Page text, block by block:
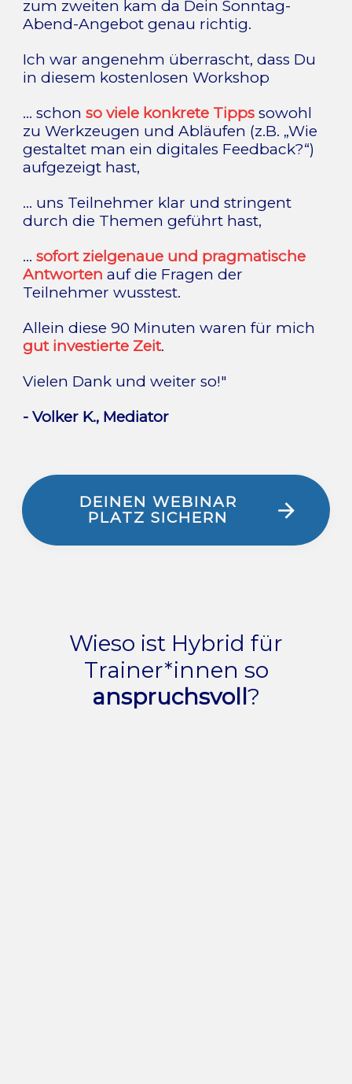
zum zweiten kam da Dein Sonntag-
Abend-Angebot genau richtig.
Ich war angenehm überrascht, dass Du
in diesem kostenlosen Workshop
… schon so viele konkrete Tipps sowohl
zu Werkzeugen und Abläufen (z.B. „Wie
gestaltet man ein digitales Feedback?“)
aufgezeigt hast,
… uns Teilnehmer klar und stringent
durch die Themen geführt hast,
… sofort zielgenaue und pragmatische
Antworten auf die Fragen der
Teilnehmer wusstest.
Allein diese 90 Minuten waren für mich
gut investierte Zeit.
Vielen Dank und weiter so!"
- Volker K., Mediator
DEINEN WEBINAR
PLATZ SICHERN
Wieso ist Hybrid für
Trainer*innen so
anspruchsvoll ?
Setup
Selbst bei reinen Online-
Formaten sorgt die Technik bei
Trainer*innen oft für